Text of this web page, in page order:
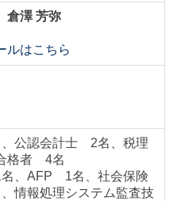
情報
援
講座
澤 芳弥
ルはこちら
公認会計士 2名、税理
格者 4名
、AFP 1名、社会保険
情報処理システム監査技